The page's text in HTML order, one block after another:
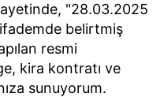
"28.03.2025
belirtmiş
resmi
kira kontratı ve
sunuyorum.